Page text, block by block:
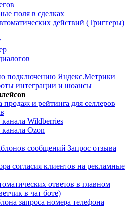
поля в сделках
действий (Триггеры)
подключению Яндекс.Метрики
интеграции и нюансы
продаж и рейтинга для селлеров
Wildberries
Ozon
сообщений Запрос отзыва
согласия клиентов на рекламные
ответов в главном
в чат боте)
запроса номера телефона